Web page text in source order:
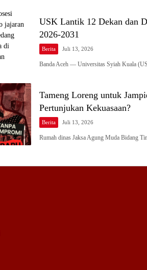
USK Lantik 12 Dekan dan
2026-2031
Berita Juli 13, 2026
Banda Aceh — Universitas Syiah Kuala
Tameng Loreng untuk
Pertunjukan Kekuasaan?
Berita Juli 13, 2026
Rumah dinas Jaksa Agung Muda Bidang